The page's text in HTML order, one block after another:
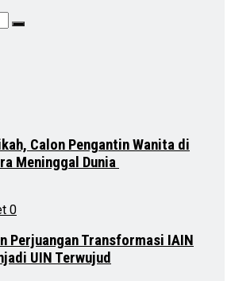
Calon Pengantin Wanita di
Meninggal Dunia
0
Perjuangan Transformasi IAIN
UIN Terwujud